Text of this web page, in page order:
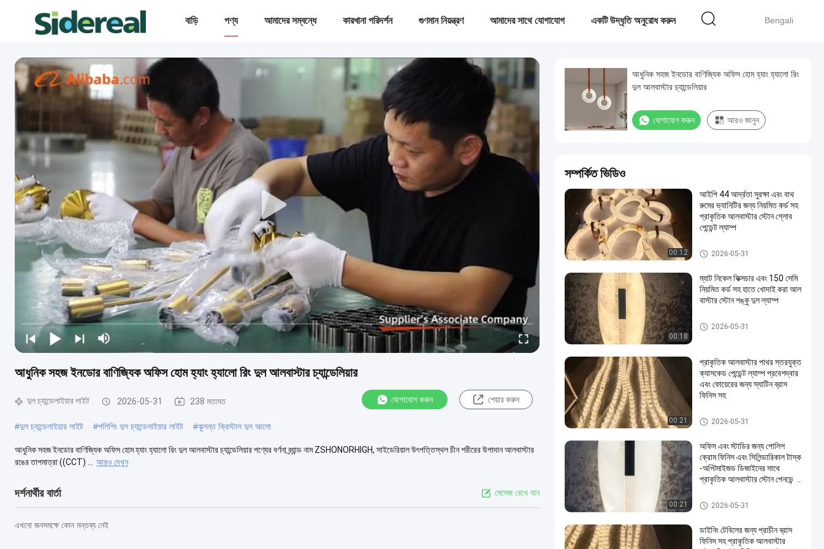
Bengali
বাড়ি পণ্য আমাদের সম্বন্ধে কারখানা পরিদর্শন গুণমান নিয়ন্ত্রণ আমাদের সাথে যোগাযোগ একটি উদ্ধৃতি অনুরোধ করুন
আধুনিক সহজ ইনডোর বাণিজ্যিক অফিস হোম হ্যাং হ্যালো রিং দুল আলবাস্টার চ্যান্ডেলিয়ার
দুল চ্যান্ডেলাইয়ার লাইট 2026-05-31 238 মতামত যোগাযোগ করুন শেয়ার করুন
#দুল চ্যান্ডেলাইয়ার লাইট #পলিশিং দুল চ্যান্ডেলাইয়ার লাইট #ঝুলন্ত ক্রিস্টাল দুল আলো
আধুনিক সহজ ইনডোর বাণিজ্যিক অফিস হোম হ্যাং হ্যালো রিং দুল আলবাস্টার চ্যান্ডেলিয়ার পণ্যের বর্ণনা ব্র্যান্ড নাম ZSHONORHIGH, সাইডেরিয়াল উৎপত্তিস্থল চীন শরীরের উপাদান আলবাস্টার
রঙের তাপমাত্রা ((CCT) ...
আরও দেখুন
দর্শনার্থীর বার্তা মেসেজ রেখে যান
এখনো জনসমক্ষে কোন মন্তব্য নেই
আধুনিক সহজ ইনডোর বাণিজ্যিক অফিস হোম হ্যাং হ্যালো রিং
দুল আলবাস্টার চ্যান্ডেলিয়ার
যোগাযোগ করুন আরও জানুন
সম্পর্কিত ভিডিও
00:12
আইপি 44 আর্দ্রতা সুরক্ষা এবং বাথ
রুমের ভ্যানিটির জন্য নিয়মিত কর্ড সহ
প্রাকৃতিক আলবাস্টার স্টোন গ্লোব
পেন্ডেন্ট ল্যাম্প
দুল চ্যান্ডেলাইয়ার লাইট
2026-05-31
00:18
ম্যাট নিকেল ফিক্সচার এবং 150 সেমি
নিয়মিত কর্ড সহ হাতে খোদাই করা আল
বাস্টার স্টোন শঙ্কু দুল ল্যাম্প
দুল চ্যান্ডেলাইয়ার লাইট
2026-05-31
00:21
প্রাকৃতিক আলবাস্টার পাথর স্তরযুক্ত
ক্যাসকেড পেন্ডেন্ট ল্যাম্প প্রবেশদ্বার
এবং ফোয়েরের জন্য স্যাটিন ব্রাস
ফিনিস সহ
দুল চ্যান্ডেলাইয়ার লাইট
2026-05-31
00:21
অফিস এবং স্টাডির জন্য পোলিশ
ক্রোম ফিনিস এবং সিলিন্ডারিকাল টাস্ক
-অপ্টিমাইজড ডিজাইনের সাথে
প্রাকৃতিক আলবাস্টার স্টোন পেনডেন্ট
দুল চ্যান্ডেলাইয়ার লাইট
2026-05-31
ডাইনিং টেবিলের জন্য প্রাচীন ব্রাস
ফিনিস সহ প্রাকৃতিক আলবাস্টার